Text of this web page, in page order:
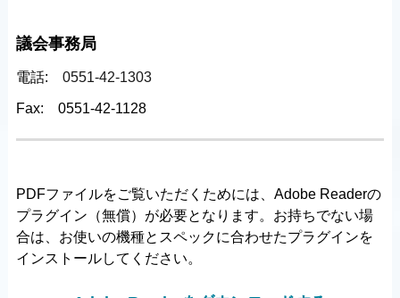
議会事務局
電話: 0551-42-1303
Fax: 0551-42-1128
PDFファイルをご覧いただくためには、Adobe Readerの
プラグイン（無償）が必要となります。お持ちでない場
合は、お使いの機種とスペックに合わせたプラグインを
インストールしてください。